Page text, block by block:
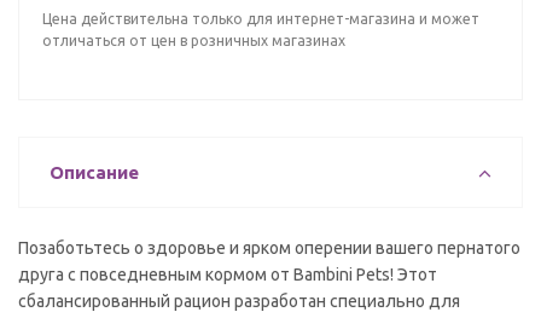
Цена действительна только для интернет-магазина и может
отличаться от цен в розничных магазинах
Описание
Позаботьтесь о здоровье и ярком оперении вашего пернатого
друга с повседневным кормом от Bambini Pets! Этот
сбалансированный рацион разработан специально для